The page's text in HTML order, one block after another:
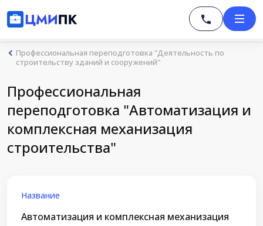
Профессиональная переподготовка "Деятельность по
строительству зданий и сооружений"
Профессиональная
переподготовка "Автоматизация и
комплексная механизация
строительства"
Название
Автоматизация и комплексная механизация